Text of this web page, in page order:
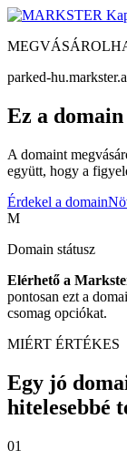
parked-
Ez a
A domaint
együtt, hogy a
Érdekel a domain
M
Domain státusz
Elérhető a
pontosan ezt a
csomag opciókat.
MIÉRT ÉRTÉKES
Egy jó
hitelesebbé
01